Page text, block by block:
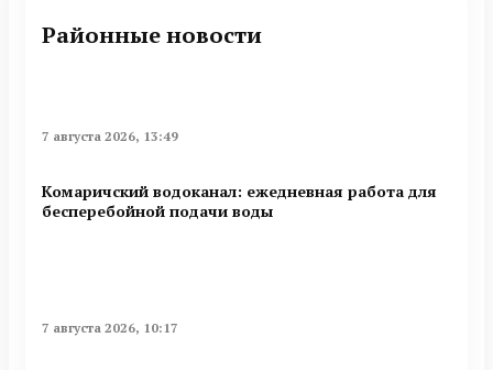
Районные новости
7 августа 2026, 13:49
Комаричский водоканал: ежедневная работа для
бесперебойной подачи воды
7 августа 2026, 10:17